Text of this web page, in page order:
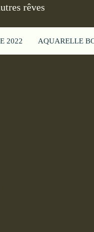
rêves
2022 AQUARELLE